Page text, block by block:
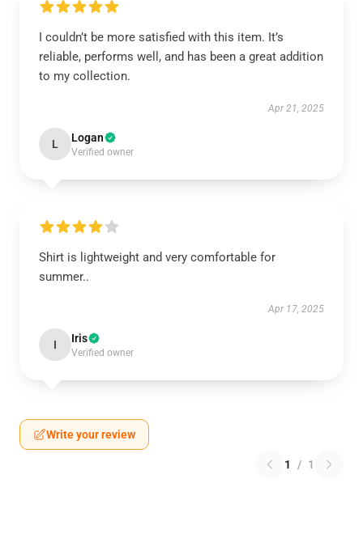
I couldn’t be more satisfied with this item. It’s
reliable, performs well, and has been a great addition
to my collection.
Apr 21, 2025
L Logan
Verified owner
Shirt is lightweight and very comfortable for
summer..
Apr 17, 2025
I Iris
Verified owner
Write your review
1 / 1